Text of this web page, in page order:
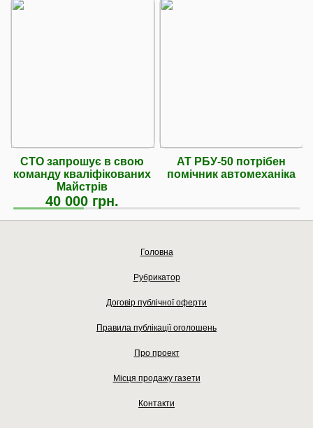
СТО запрошує в свою
команду кваліфікованих
Майстрів
40 000 грн.
АТ РБУ-50 потрібен
помічник автомеханіка
Головна
Рубрикатор
Договір публічної оферти
Правила публікації оголошень
Про проект
Місця продажу газети
Контакти